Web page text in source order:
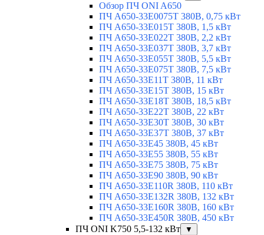
Обзор ПЧ ONI A650
ПЧ A650-33E0075T 380В, 0,75 кВт
ПЧ A650-33E015T 380В, 1,5 кВт
ПЧ A650-33E022T 380В, 2,2 кВт
ПЧ A650-33E037T 380В, 3,7 кВт
ПЧ A650-33E055T 380В, 5,5 кВт
ПЧ A650-33E075T 380В, 7,5 кВт
ПЧ A650-33E11T 380В, 11 кВт
ПЧ A650-33E15T 380В, 15 кВт
ПЧ A650-33E18T 380В, 18,5 кВт
ПЧ A650-33E22T 380В, 22 кВт
ПЧ A650-33E30T 380В, 30 кВт
ПЧ A650-33E37T 380В, 37 кВт
ПЧ A650-33E45 380В, 45 кВт
ПЧ A650-33E55 380В, 55 кВт
ПЧ A650-33E75 380В, 75 кВт
ПЧ A650-33E90 380В, 90 кВт
ПЧ A650-33E110R 380В, 110 кВт
ПЧ A650-33E132R 380В, 132 кВт
ПЧ A650-33E160R 380В, 160 кВт
ПЧ A650-33E450R 380В, 450 кВт
ПЧ ONI K750 5,5-132 кВт
▼